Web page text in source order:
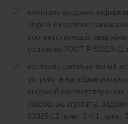
контроль входных
обрыв и короткое
соответствующих
(согласно ГОСТ Р 53325-12
контроль силовых линий
устройств на обрыв и
выдачей соответствующих
(насосные агрегаты,
53325-12 пункт 7.4.1, пункт